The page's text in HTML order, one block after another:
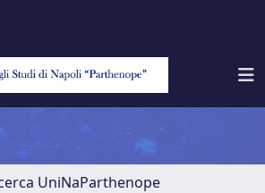
UniNaParthenope